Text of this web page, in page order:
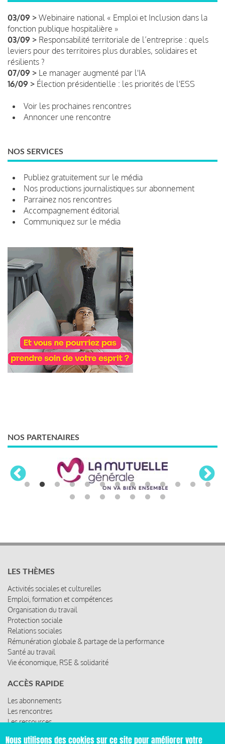
03/09 > Webinaire national « Emploi et Inclusion dans la
fonction publique hospitalière »
03/09 > Responsabilité territoriale de l’entreprise : quels
leviers pour des territoires plus durables, solidaires et
résilients ?
07/09 > Le manager augmenté par l'IA
16/09 > Élection présidentielle : les priorités de l'ESS
Voir les prochaines rencontres
Annoncer une rencontre
NOS SERVICES
Publiez gratuitement sur le média
Nos productions journalistiques sur abonnement
Parrainez nos rencontres
Accompagnement éditorial
Communiquez sur le média
NOS PARTENAIRES
LES THÈMES
Activités sociales et culturelles
Emploi, formation et compétences
Organisation du travail
Protection sociale
Relations sociales
Rémunération globale & partage de la performance
Santé au travail
Vie économique, RSE & solidarité
ACCÈS RAPIDE
Les abonnements
Les rencontres
Les ressources
Nous utilisons des cookies sur ce site pour améliorer votre